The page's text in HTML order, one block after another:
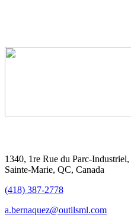
1340, 1re Rue du Parc-Industriel,
Sainte-Marie, QC, Canada
(418) 387-2778
a.bernaquez@outilsml.com